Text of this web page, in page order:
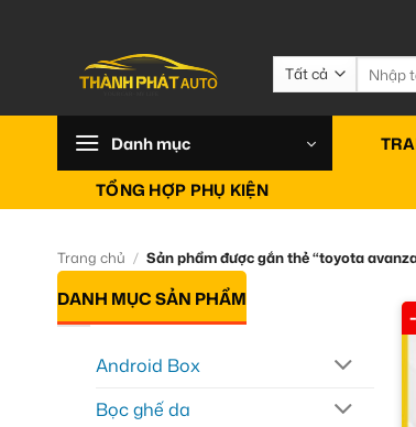
Tìm
kiếm:
Danh mục
TỔNG HỢP PHỤ KIỆN
Trang chủ / Sản phẩm được gắn thẻ “toyota
DANH MỤC SẢN PHẨM
Android Box
Bọc ghế da